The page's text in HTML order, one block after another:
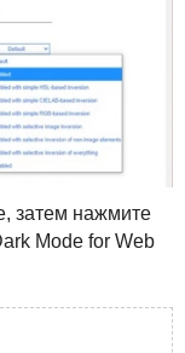
затем нажмите
Mode for Web